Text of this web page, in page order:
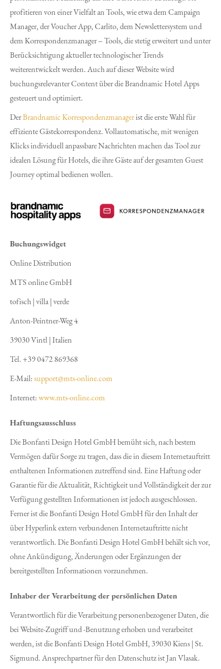
profitieren von einer Vielfalt an Tools, wie etwa dem Campaign
Manager, der Voucher App, Carlito, dem Newslettersystem und
dem Korrespondenzmanager – Tools, die stetig erweitert und unter
Berücksichtigung aktueller technologischer Trends
weiterentwickelt werden. Auch auf dieser Website wird
buchungsrelevanter Content über die Brandnamic Hotel Apps
gesteuert und optimiert.
DerBrandnamic Korrespondenzmanagerist die erste Wahl für
effiziente Gästekorrespondenz. Vollautomatische, mit wenigen
Klicks individuell anpassbare Nachrichten machen das Tool zur
idealen Lösung für Hotels, die ihre Gäste auf der gesamten Guest
Journey optimal bedienen wollen.
Buchungswidget
Online Distribution
MTS online GmbH
tofisch | villa | verde
Anton-Peintner-Weg 4
39030 Vintl | Italien
Tel. +39 0472 869368
E-Mail:support@mts-online.com
Internet:www.mts-online.com
Haftungsausschluss
Die Bonfanti Design Hotel GmbH bemüht sich, nach bestem
Vermögen dafür Sorge zu tragen, dass die in diesem Internetauftritt
enthaltenen Informationen zutreffend sind. Eine Haftung oder
Garantie für die Aktualität, Richtigkeit und Vollständigkeit der zur
Verfügung gestellten Informationen ist jedoch ausgeschlossen.
Ferner ist die Bonfanti Design Hotel GmbH für den Inhalt der
über Hyperlink extern verbundenen Internetauftritte nicht
verantwortlich. Die Bonfanti Design Hotel GmbH behält sich vor,
ohne Ankündigung, Änderungen oder Ergänzungen der
bereitgestellten Informationen vorzunehmen.
Inhaber der Verarbeitung der persönlichen Daten
Verantwortlich für die Verarbeitung personenbezogener Daten, die
bei Website-Zugriff und -Benutzung erhoben und verarbeitet
werden, ist die Bonfanti Design Hotel GmbH, 39030 Kiens | St.
Sigmund. Ansprechpartner für den Datenschutz ist Jan Vlasak.